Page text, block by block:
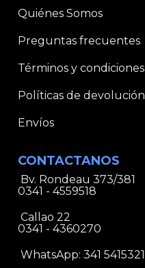
Quiénes Somos
Preguntas frecuentes
Términos y condiciones
Políticas de devolución
Envíos
CONTACTANOS
Bv. Rondeau 373/381
0341 - 4559518
Callao 22
0341 - 4360270
WhatsApp: 341 5415321